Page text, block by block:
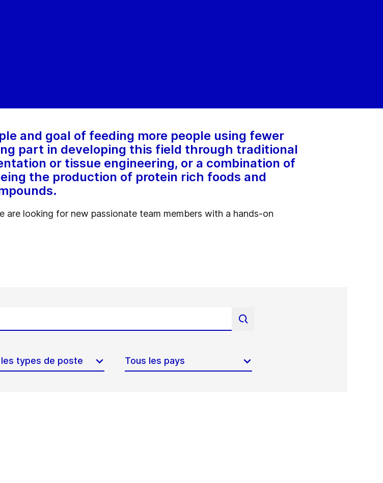
and goal of feeding more people using fewer
part in developing this field through traditional
or tissue engineering, or a combination of
the production of protein rich foods and
looking for new passionate team members with a hands-on
les types de poste Tous les pays